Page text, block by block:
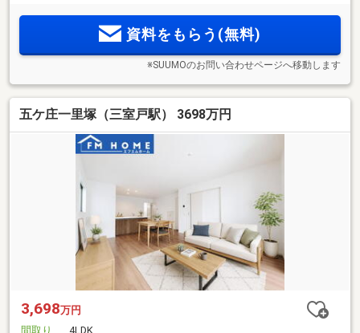
資料をもらう(無料)
※SUUMOのお問い合わせページへ移動します
五ケ庄一里塚（三室戸駅） 3698万円
3,698万円
間取り
4LDK